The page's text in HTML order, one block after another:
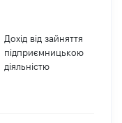
Дохід від зайняття
підприємницькою
діяльністю